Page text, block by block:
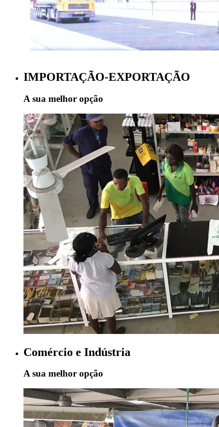
IMPORTAÇÃO-EXPORTAÇÃO
A sua melhor opção
Comércio e Indústria
A sua melhor opção